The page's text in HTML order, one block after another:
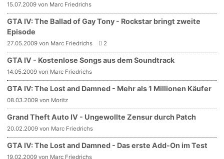
15.07.2009 von Marc Friedrichs
GTA IV: The Ballad of Gay Tony - Rockstar bringt zweite
Episode
27.05.2009 von Marc Friedrichs 2
GTA IV - Kostenlose Songs aus dem Soundtrack
14.05.2009 von Marc Friedrichs
GTA IV: The Lost and Damned - Mehr als 1 Millionen Käufer
08.03.2009 von Moritz
Grand Theft Auto IV - Ungewollte Zensur durch Patch
20.02.2009 von Marc Friedrichs
GTA IV: The Lost and Damned - Das erste Add-On im Test
19.02.2009 von Marc Friedrichs